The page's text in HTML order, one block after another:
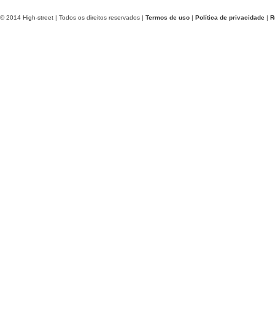
© 2014 High-street | Todos os direitos reservados | Termos de uso | Política de privacidade |